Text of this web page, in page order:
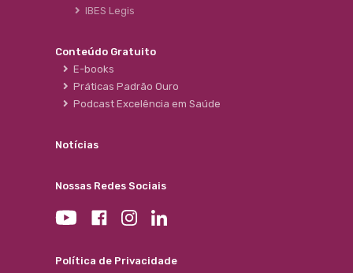
IBES Legis
Conteúdo Gratuito
E-books
Práticas Padrão Ouro
Podcast Excelência em Saúde
Notícias
Nossas Redes Sociais
Política de Privacidade